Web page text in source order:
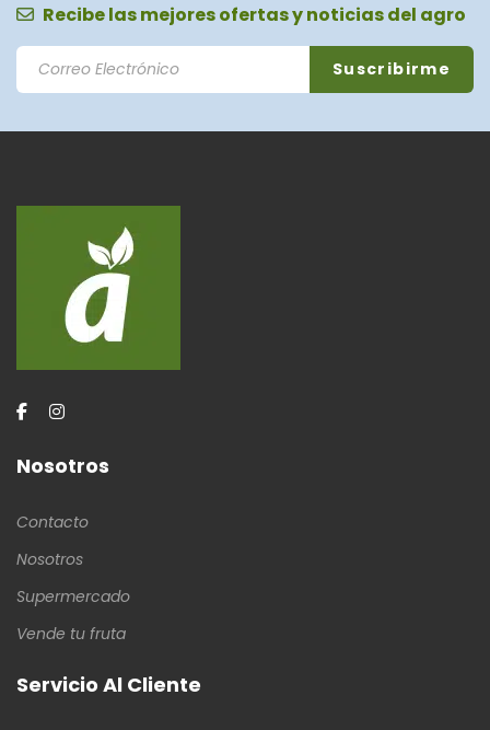
Recibe las mejores ofertas y noticias del agro
Nosotros
Contacto
Nosotros
Supermercado
Vende tu fruta
Servicio Al Cliente